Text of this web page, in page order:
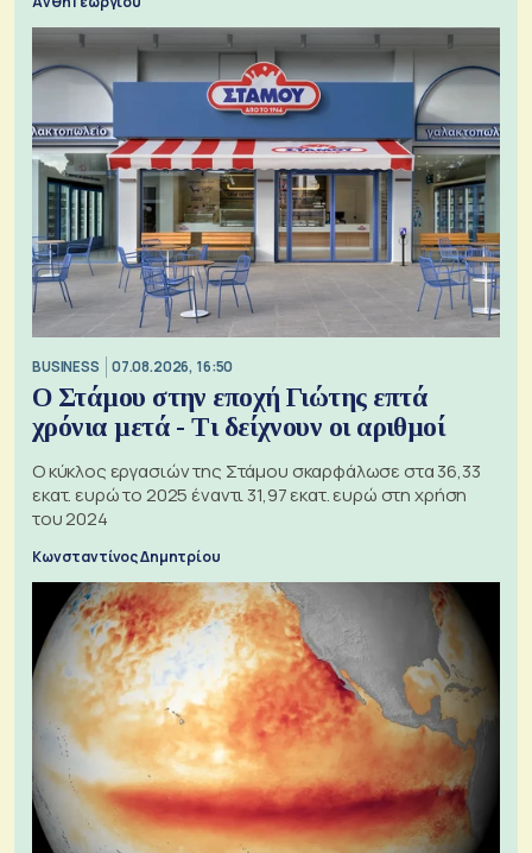
BUSINESS 07.08.2026, 16:50
Ο Στάμου στην εποχή Γιώτης επτά
χρόνια μετά - Τι δείχνουν οι αριθμοί
Ο κύκλος εργασιών της Στάμου σκαρφάλωσε στα 36,33
εκατ. ευρώ το 2025 έναντι 31,97 εκατ. ευρώ στη χρήση
του 2024
Κωνσταντίνος Δημητρίου